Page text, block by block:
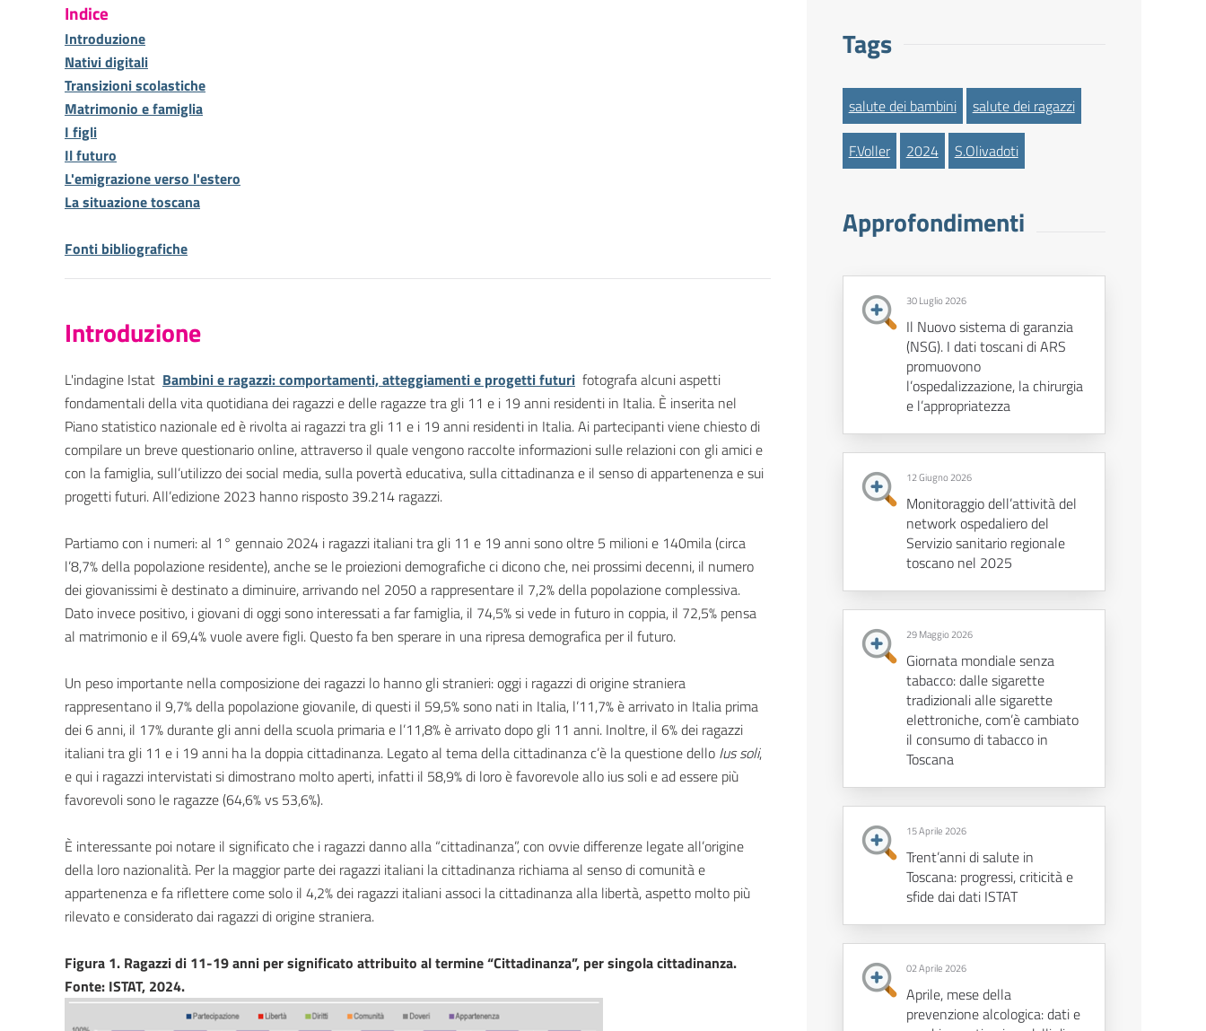
Indice
Introduzione
Nativi digitali
Transizioni scolastiche
Matrimonio e famiglia
I figli
Il futuro
L'emigrazione verso l'estero
La situazione toscana
Fonti bibliografiche
Introduzione
L'indagine Istat Bambini e ragazzi: comportamenti, atteggiamenti e progetti futuri fotografa alcuni aspetti
fondamentali della vita quotidiana dei ragazzi e delle ragazze tra gli 11 e i 19 anni residenti in Italia. È inserita nel
Piano statistico nazionale ed è rivolta ai ragazzi tra gli 11 e i 19 anni residenti in Italia. Ai partecipanti viene chiesto di
compilare un breve questionario online, attraverso il quale vengono raccolte informazioni sulle relazioni con gli amici e
con la famiglia, sull’utilizzo dei social media, sulla povertà educativa, sulla cittadinanza e il senso di appartenenza e sui
progetti futuri. All’edizione 2023 hanno risposto 39.214 ragazzi.
Partiamo con i numeri: al 1° gennaio 2024 i ragazzi italiani tra gli 11 e 19 anni sono oltre 5 milioni e 140mila (circa
l’8,7% della popolazione residente), anche se le proiezioni demografiche ci dicono che, nei prossimi decenni, il numero
dei giovanissimi è destinato a diminuire, arrivando nel 2050 a rappresentare il 7,2% della popolazione complessiva.
Dato invece positivo, i giovani di oggi sono interessati a far famiglia, il 74,5% si vede in futuro in coppia, il 72,5% pensa
al matrimonio e il 69,4% vuole avere figli. Questo fa ben sperare in una ripresa demografica per il futuro.
Un peso importante nella composizione dei ragazzi lo hanno gli stranieri: oggi i ragazzi di origine straniera
rappresentano il 9,7% della popolazione giovanile, di questi il 59,5% sono nati in Italia, l’11,7% è arrivato in Italia prima
dei 6 anni, il 17% durante gli anni della scuola primaria e l’11,8% è arrivato dopo gli 11 anni. Inoltre, il 6% dei ragazzi
italiani tra gli 11 e i 19 anni ha la doppia cittadinanza. Legato al tema della cittadinanza c’è la questione dello Ius soli,
e qui i ragazzi intervistati si dimostrano molto aperti, infatti il 58,9% di loro è favorevole allo ius soli e ad essere più
favorevoli sono le ragazze (64,6% vs 53,6%).
È interessante poi notare il significato che i ragazzi danno alla “cittadinanza”, con ovvie differenze legate all’origine
della loro nazionalità. Per la maggior parte dei ragazzi italiani la cittadinanza richiama al senso di comunità e
appartenenza e fa riflettere come solo il 4,2% dei ragazzi italiani associ la cittadinanza alla libertà, aspetto molto più
rilevato e considerato dai ragazzi di origine straniera.
Figura 1. Ragazzi di 11-19 anni per significato attribuito al termine “Cittadinanza”, per singola cittadinanza.
Fonte: ISTAT, 2024.
Tags
salute dei bambini salute dei ragazzi
F.Voller 2024 S.Olivadoti
Approfondimenti
30 Luglio 2026
Il Nuovo sistema di garanzia
(NSG). I dati toscani di ARS
promuovono
l’ospedalizzazione, la chirurgia
e l’appropriatezza
12 Giugno 2026
Monitoraggio dell’attività del
network ospedaliero del
Servizio sanitario regionale
toscano nel 2025
29 Maggio 2026
Giornata mondiale senza
tabacco: dalle sigarette
tradizionali alle sigarette
elettroniche, com’è cambiato
il consumo di tabacco in
Toscana
15 Aprile 2026
Trent’anni di salute in
Toscana: progressi, criticità e
sfide dai dati ISTAT
02 Aprile 2026
Aprile, mese della
prevenzione alcologica: dati e